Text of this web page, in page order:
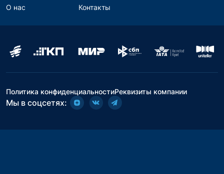
О нас
Контакты
Политика конфиденциальностиРеквизиты компании
Мы в соцсетях: